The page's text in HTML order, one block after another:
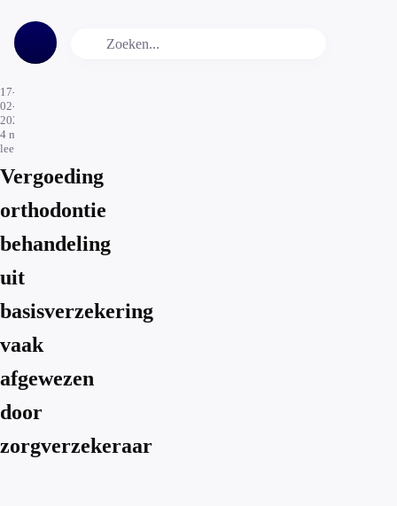
17-
02-
2025
4 min.
leestijd
Vergoeding
orthodontie
behandeling
uit
basisverzekering
vaak
afgewezen
door
zorgverzekeraar